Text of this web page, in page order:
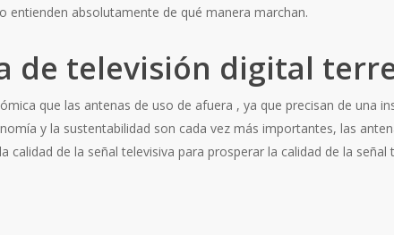
entienden absolutamente de qué manera marchan.
de televisión digital
que las antenas de uso de afuera , ya que precisan de una
y la sustentabilidad son cada vez más importantes, las
de la señal televisiva para prosperar la calidad de la señal